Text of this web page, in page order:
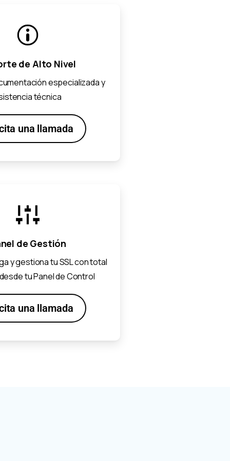
de Alto Nivel
especializada y
técnica
una llamada
de Gestión
y gestiona tu SSL con total
tu Panel de Control
una llamada